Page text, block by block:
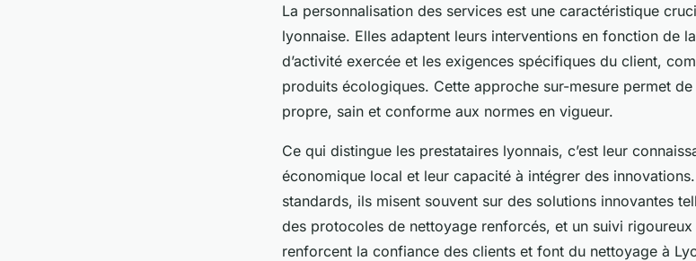
La personnalisation des services est une caractéristique
lyonnaise. Elles adaptent leurs interventions en fonction de
d’activité exercée et les exigences spécifiques du client,
produits écologiques. Cette approche sur-mesure permet
propre, sain et conforme aux normes en vigueur.
Ce qui distingue les prestataires lyonnais, c’est leur
économique local et leur capacité à intégrer des
standards, ils misent souvent sur des solutions innovantes
des protocoles de nettoyage renforcés, et un suivi
renforcent la confiance des clients et font du nettoyage à